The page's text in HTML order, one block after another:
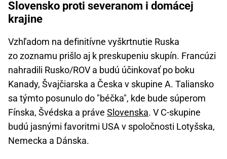
Slovensko proti severanom i domácej
krajine
Vzhľadom na definitívne vyškrtnutie Ruska
zo zoznamu prišlo aj k preskupeniu skupín. Francúzi
nahradili Rusko/ROV a budú účinkovať po boku
Kanady, Švajčiarska a Česka v skupine A. Taliansko
sa týmto posunulo do "béčka", kde bude súperom
Fínska, Švédska a práve Slovenska. V C-skupine
budú jasnými favoritmi USA v spoločnosti Lotyšska,
Nemecka a Dánska.